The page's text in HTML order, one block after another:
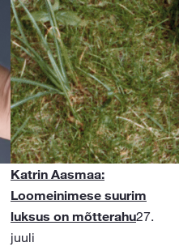
Katrin Aasmaa:
Loomeinimese suurim
luksus on mõtterahu27.
juuli